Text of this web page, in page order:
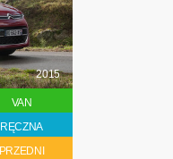
2015
VAN
RĘCZNA
PRZEDNI